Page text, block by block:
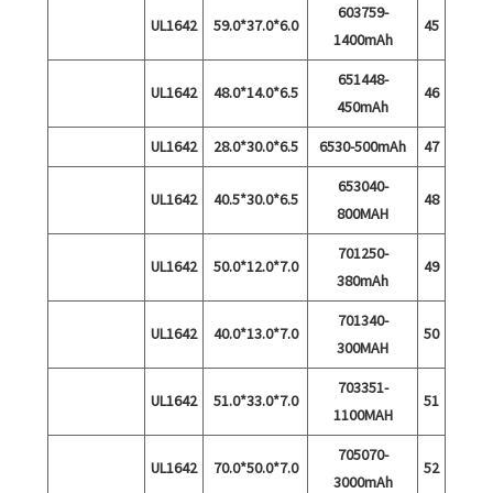
45
603759-
1400mAh
6.0*37.0*59.0
UL1642
46
651448-
450mAh
6.5*14.0*48.0
UL1642
47
6530-500mAh
6.5*30.0*28.0
UL1642
48
653040-
800MAH
6.5*30.0*40.5
UL1642
49
701250-
380mAh
7.0*12.0*50.0
UL1642
50
701340-
300MAH
7.0*13.0*40.0
UL1642
51
703351-
1100MAH
7.0*33.0*51.0
UL1642
52
705070-
3000mAh
7.0*50.0*70.0
UL1642